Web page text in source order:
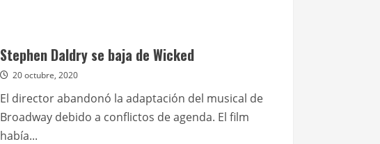
y
producirá
la
adaptación
de
Galactica
Stephen Daldry se baja de Wicked
20 octubre, 2020
El director abandonó la adaptación del musical de
Broadway debido a conflictos de agenda. El film
había...